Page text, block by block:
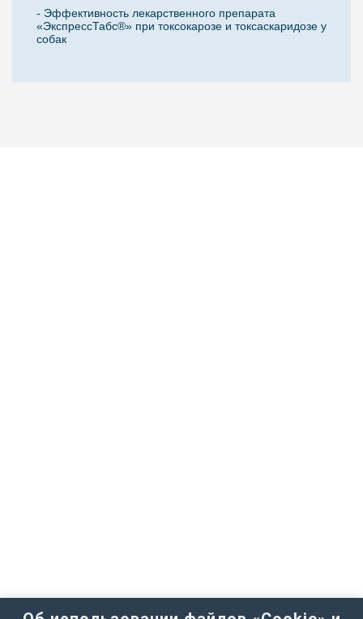
- Эффективность лекарственного препарата
«ЭкспрессТабс®» при токсокарозе и токсаскаридозе у
собак